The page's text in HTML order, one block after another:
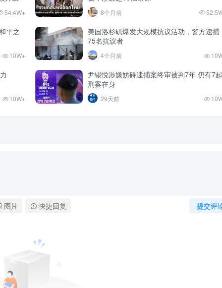
54.4W+ 8个月前
平之
10W+
美国洛杉矶爆发大规模抗议活动，警方逮捕
75名抗议者
4个月前
10W+
尹锡悦涉嫌妨碍逮捕案终审被判7年 仍有7起
刑案在身
29天前
提交评
图片 快捷回复